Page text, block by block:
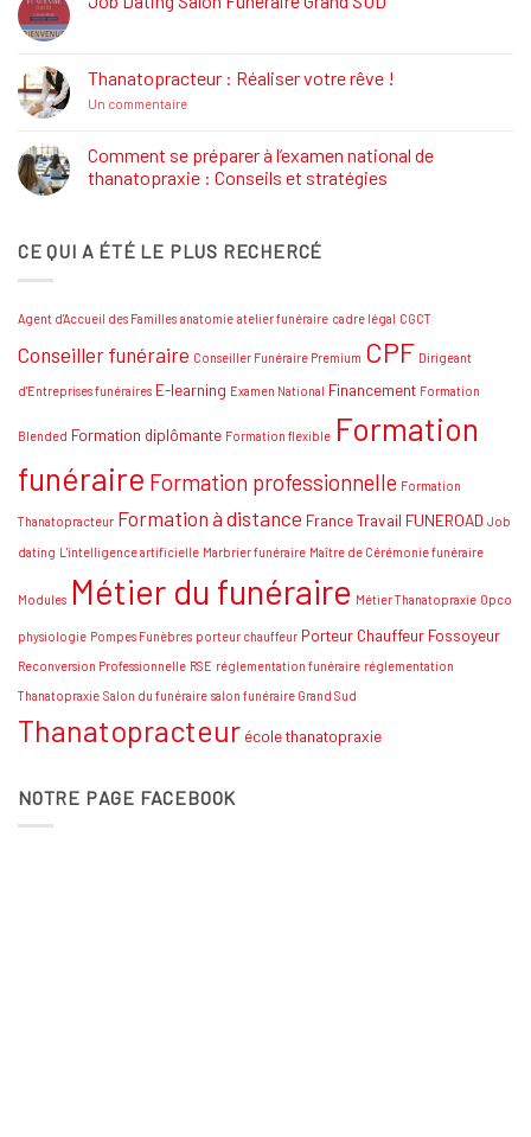
Rôle
Job
Dating
Salon
SUD
Thanatopracteur : Réaliser votre rêve !
Un commentairesur
Réaliser
votre
rêve
Comment se préparer à l’examen national de
thanatopraxie : Conseils et stratégies
Comment
se
national
thanatopraxie
Conseils
CE QUI A ÉTÉ LE PLUS RECHERCÉ
Agent d'Accueil des Familles anatomie atelier funéraire cadre légal CGCT
Conseiller funéraire Conseiller Funéraire Premium CPF Dirigeant
d'Entreprises funéraires E-learning Examen National Financement Formation
Blended Formation diplômante Formation flexible Formation
funéraire Formation professionnelle Formation
Thanatopracteur Formation à distance France Travail FUNEROAD Job
dating L'intelligence artificielle Marbrier funéraire Maître de Cérémonie funéraire
Modules Métier du funéraire Métier Thanatopraxie Opco
physiologie Pompes Funèbres porteur chauffeur Porteur Chauffeur Fossoyeur
Reconversion Professionnelle RSE réglementation funéraire réglementation
Thanatopraxie Salon du funéraire salon funéraire Grand Sud
Thanatopracteur école thanatopraxie
NOTRE PAGE FACEBOOK